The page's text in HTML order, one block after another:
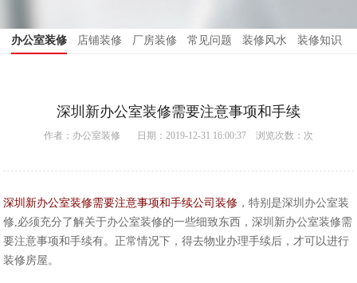
办公室装修 店铺装修 厂房装修 常见问题 装修风水 装修知识
深圳新办公室装修需要注意事项和手续
作者： 办公室装修 日期：2019-12-31 16:00:37 浏览次数： 次
深圳新办公室装修需要注意事项和手续公司装修 ，特别是深圳办公室装
修,必须充分了解关于办公室装修的一些细致东西，深圳新办公室装修需
要注意事项和手续有。正常情况下，得去物业办理手续后，才可以进行
装修房屋。